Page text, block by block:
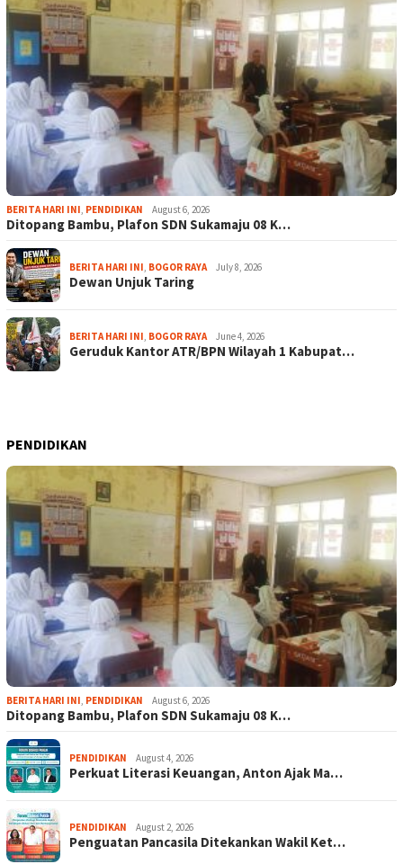
BERITA HARI INI, PENDIDIKAN August 6, 2026
Ditopang Bambu, Plafon SDN Sukamaju 08 K…
BERITA HARI INI, BOGOR RAYA July 8, 2026
Dewan Unjuk Taring
BERITA HARI INI, BOGOR RAYA June 4, 2026
Geruduk Kantor ATR/BPN Wilayah 1 Kabupat…
PENDIDIKAN
BERITA HARI INI, PENDIDIKAN August 6, 2026
Ditopang Bambu, Plafon SDN Sukamaju 08 K…
PENDIDIKAN August 4, 2026
Perkuat Literasi Keuangan, Anton Ajak Ma…
PENDIDIKAN August 2, 2026
Penguatan Pancasila Ditekankan Wakil Ket…